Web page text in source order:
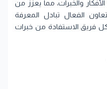
والخبرات، مما يعزز من
الفعال تبادل المعرفة
فريق الاستفادة من خبرات